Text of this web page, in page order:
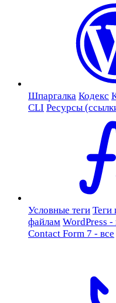
Шпаргалка Кодекс
CLI Ресурсы
Условные теги Теги
файлам WordPress -
Contact Form 7 - все